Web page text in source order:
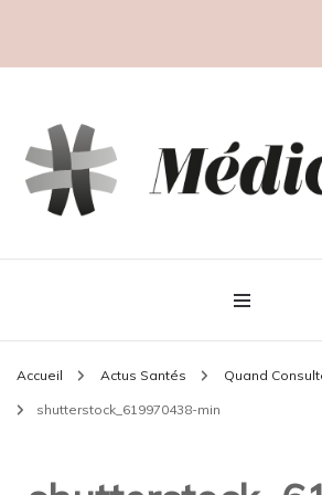
Médicinat
Accueil Actus Santés Quand
shutterstock_619970438-min